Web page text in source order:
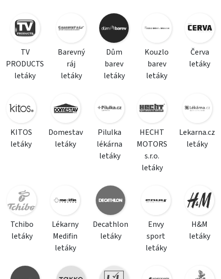
TV
PRODUCTS
letáky
Barevný
ráj
letáky
Dům
barev
letáky
Kouzlo
barev
letáky
Červa
letáky
KITOS
letáky
Domestav
letáky
Pilulka
lékárna
letáky
HECHT
MOTORS
s.r.o.
letáky
Lekarna.cz
letáky
Tchibo
letáky
Lékarny
Medifin
letáky
Decathlon
letáky
Envy
sport
letáky
H&M
letáky